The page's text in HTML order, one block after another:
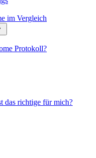
im Vergleich
Protokoll?
das richtige für mich?